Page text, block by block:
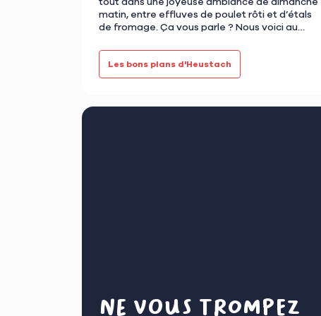
matin, entre effluves de poulet rôti et d’étals
de fromage. Ça vous parle ? Nous voici au
Les bons plans d'Heustach
Ne vous trompez